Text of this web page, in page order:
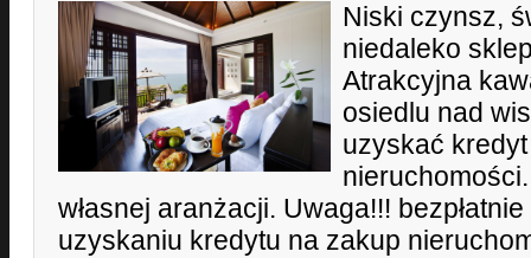
Niski czynsz,
niedaleko
Atrakcyjna
osiedlu nad
uzyskać
własnej aranżacji. Uwaga!!!
uzyskaniu kredytu na zakup